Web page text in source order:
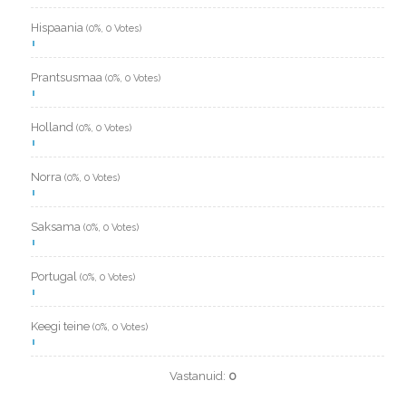
Hispaania (0%, 0 Votes)
Prantsusmaa (0%, 0 Votes)
Holland (0%, 0 Votes)
Norra (0%, 0 Votes)
Saksama (0%, 0 Votes)
Portugal (0%, 0 Votes)
Keegi teine (0%, 0 Votes)
Vastanuid: 0